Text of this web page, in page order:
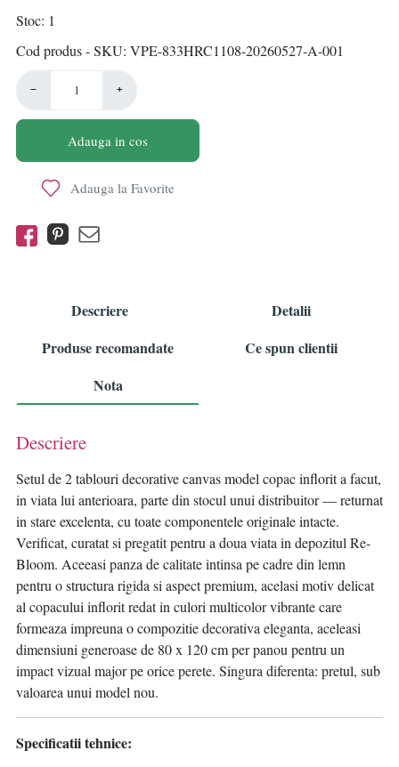
Stoc 1
Cod produs - SKU VPE-833HRC1108-20260527-A-001
− +
Adauga in cos
Adauga la Favorite
Descriere
Detalii
Produse recomandate
Ce spun clientii
Nota
Descriere
Setul de 2 tablouri decorative canvas model copac inflorit a facut,
in viata lui anterioara, parte din stocul unui distribuitor — returnat
in stare excelenta, cu toate componentele originale intacte.
Verificat, curatat si pregatit pentru a doua viata in depozitul Re-
Bloom. Aceeasi panza de calitate intinsa pe cadre din lemn
pentru o structura rigida si aspect premium, acelasi motiv delicat
al copacului inflorit redat in culori multicolor vibrante care
formeaza impreuna o compozitie decorativa eleganta, aceleasi
dimensiuni generoase de 80 x 120 cm per panou pentru un
impact vizual major pe orice perete. Singura diferenta: pretul, sub
valoarea unui model nou.
Specificatii tehnice: